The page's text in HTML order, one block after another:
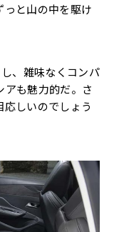
っと山の中を駆け
、雑味なくコンパ
アも魅力的だ。さ
しいのでしょう